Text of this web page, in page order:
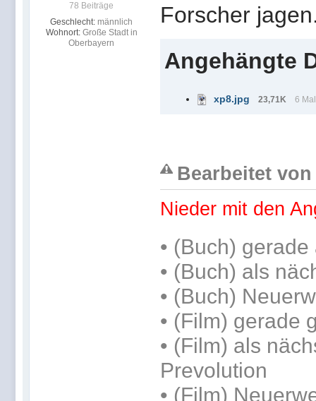
78 Beiträge
Geschlecht: männlich
Wohnort: Große Stadt in
Oberbayern
Forscher
Angehängte
xp8.jpg 23,71K 6
Bearbeitet von
Nieder mit den
• (Buch) gerade
• (Buch) als
• (Buch)
• (Film) gerade
• (Film) als
Prevolution
• (Film)